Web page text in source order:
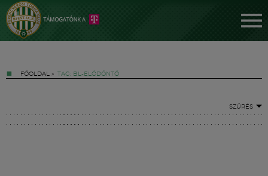
FŐOLDAL » TAG: BL-ELŐDÖNTŐ
SZŰRÉS